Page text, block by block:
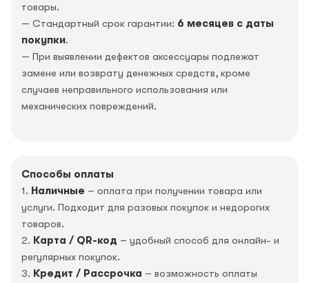
товары.
— Стандартный срок гарантии: 6 месяцев с даты
покупки.
— При выявлении дефектов аксессуары подлежат
замене или возврату денежных средств, кроме
случаев неправильного использования или
механических повреждений.
Способы оплаты
1. Наличные – оплата при получении товара или
услуги. Подходит для разовых покупок и недорогих
товаров.
2. Карта / QR-код – удобный способ для онлайн- и
регулярных покупок.
3. Кредит / Рассрочка – возможность оплаты